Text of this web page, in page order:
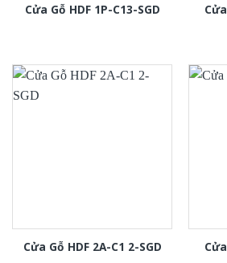
Cửa Gỗ HDF 1P-C13-SGD
Cửa Gỗ HDF 2A-C1 2-SGD